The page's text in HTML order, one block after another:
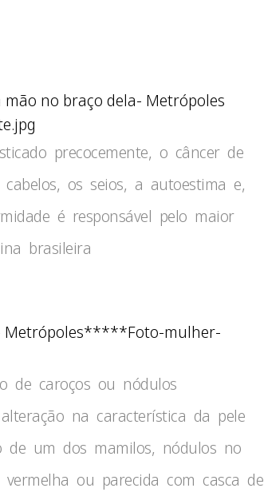
precocemente, o câncer de
os seios, a autoestima e,
é responsável pelo maior
brasileira
*****Foto-mulher-
de caroços ou nódulos
na característica da pele
de um dos mamilos, nódulos no
ou parecida com casca de